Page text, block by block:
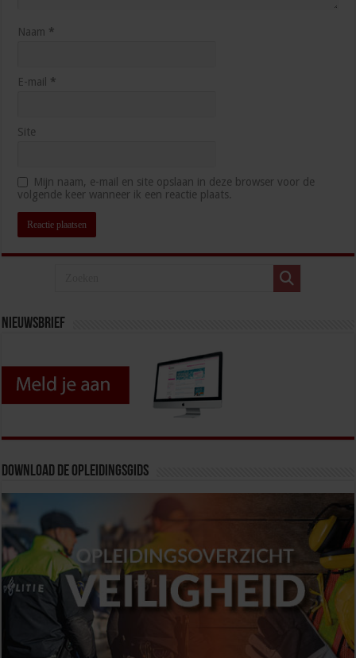
Naam *
E-mail *
Site
Mijn naam, e-mail en site opslaan in deze browser voor de
volgende keer wanneer ik een reactie plaats.
Nieuwsbrief
Download de opleidingsgids